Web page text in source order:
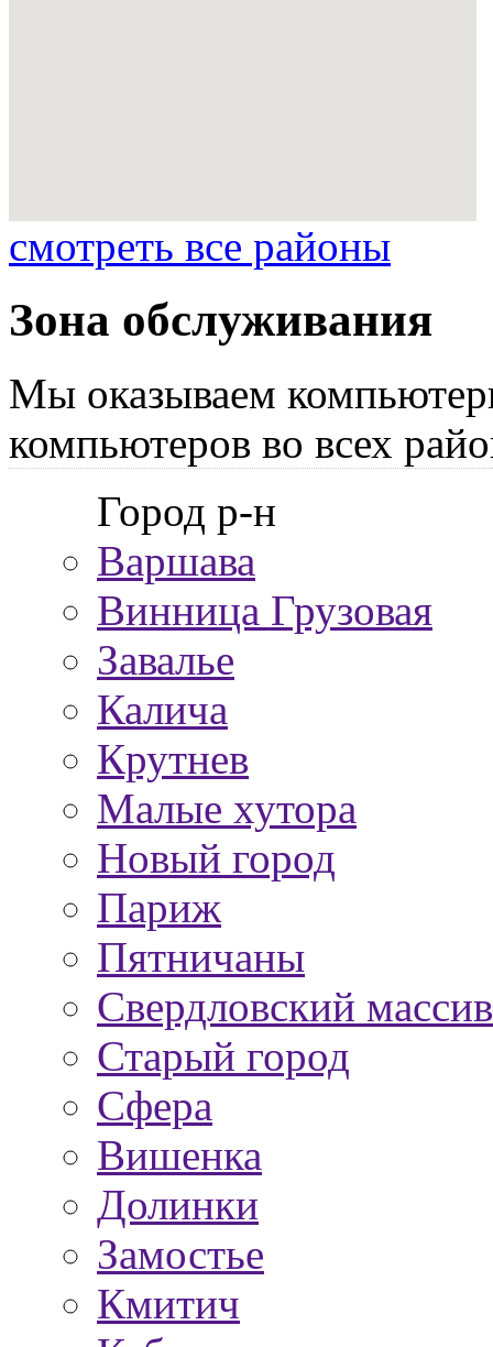
смотреть все районы
Зона обслуживания
Мы оказываем
компьютеров во всех
Город р-н
Варшава
Винница Грузовая
Завалье
Калича
Крутнев
Малые хутора
Новый город
Париж
Пятничаны
Свердловский массив
Старый город
Сфера
Вишенка
Долинки
Замостье
Кмитич